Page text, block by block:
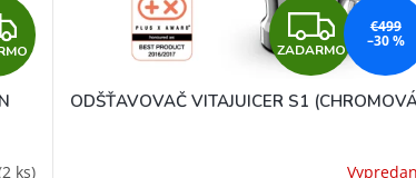
Z
A
A
ks)
Z
A
D
A
ZADARMO
€499
–30 %
ODŠŤAVOVAČ VITAJUICER S1